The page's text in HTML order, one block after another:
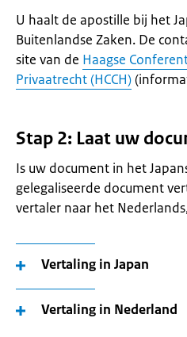
U haalt de apostille bij het
Buitenlandse Zaken. De
site van de Haagse
Privaatrecht (HCCH)
Stap 2: Laat uw
Is uw document in het
gelegaliseerde document
vertaler naar het
Vertaling in Japan
Vertaling in Nederland